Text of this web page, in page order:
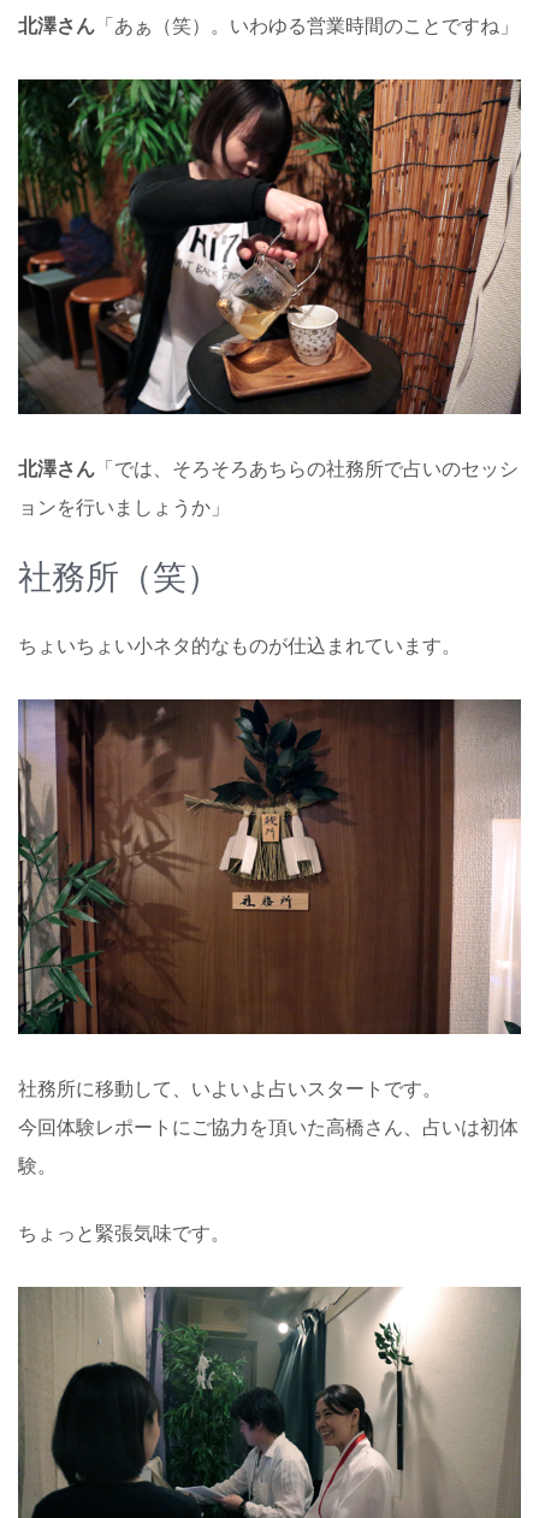
北澤さん 「あぁ（笑）。いわゆる営業時間のことですね」
北澤さん 「では、そろそろあちらの社務所で占いのセッシ
ョンを行いましょうか」
社務所（笑）
ちょいちょい小ネタ的なものが仕込まれています。
社務所に移動して、いよいよ占いスタートです。
今回体験レポートにご協力を頂いた高橋さん、占いは初体
験。
ちょっと緊張気味です。